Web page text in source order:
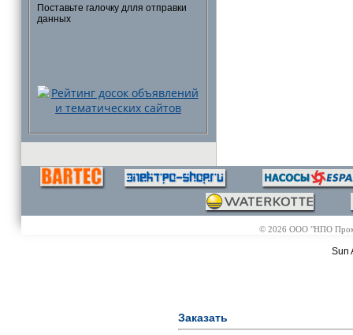
Поставьте галочку длля отправки
данных
© 2026 ООО "НПО
Sun
Заказать